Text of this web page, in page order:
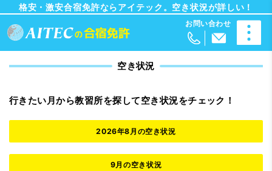
格安・激安合宿免許ならアイテック。空き状況が詳しい！
空き状況
行きたい月から教習所を探して空き状況をチェック！
2026年8月の空き状況
9月の空き状況